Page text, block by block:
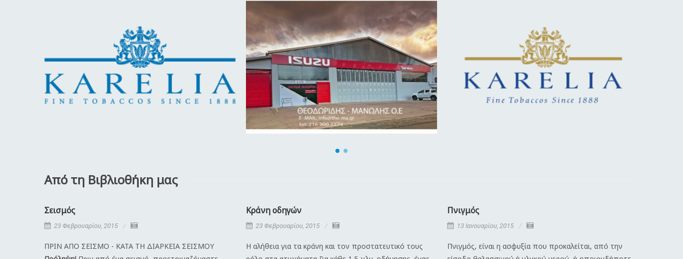
Από τη Βιβλιοθήκη μας
Σεισμός
23 Φεβρουαρίου, 2015
ΠΡΙΝ ΑΠΟ ΣΕΙΣΜΟ - ΚΑΤΑ ΤΗ ΔΙΑΡΚΕΙΑ ΣΕΙΣΜΟΥ
Κράνη οδηγών
23 Φεβρουαρίου, 2015
Η αλήθεια για τα κράνη και τον προστατευτικό τους
Πνιγμός
13 Ιανουαρίου, 2015
Πνιγμός, είναι η ασφυξία που προκαλείται, από την